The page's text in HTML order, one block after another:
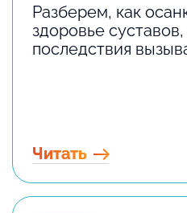
Разберем, как
здоровье
последствия
Читать